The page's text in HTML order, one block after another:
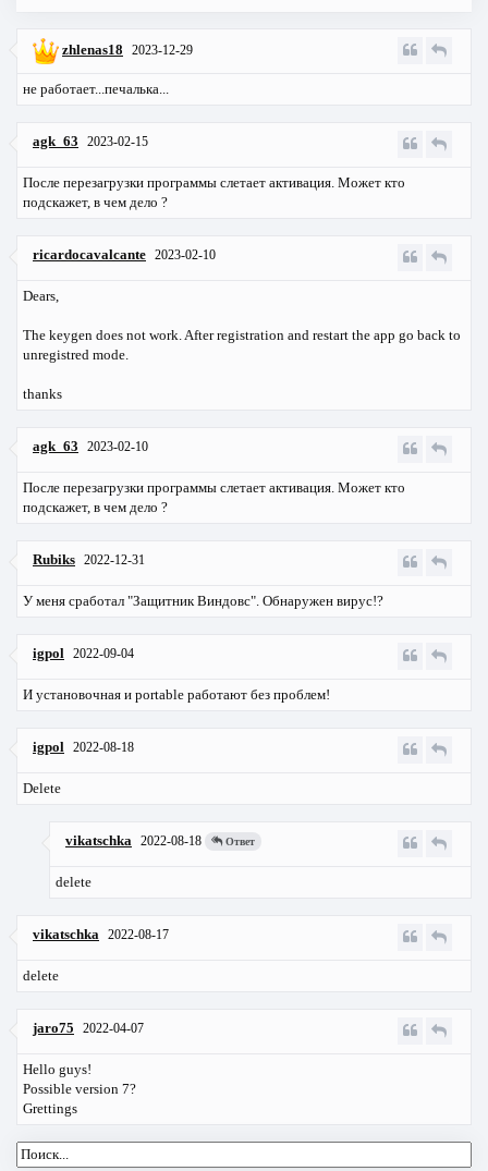
zhlenas18 2023-12-29
не работает...печалька...
agk_63 2023-02-15
После перезагрузки программы слетает активация. Может кто
подскажет, в чем дело ?
ricardocavalcante 2023-02-10
Dears,
The keygen does not work. After registration and restart the app go back to
unregistred mode.
thanks
agk_63 2023-02-10
После перезагрузки программы слетает активация. Может кто
подскажет, в чем дело ?
Rubiks 2022-12-31
У меня сработал "Защитник Виндовс". Обнаружен вирус!?
igpol 2022-09-04
И установочная и portable работают без проблем!
igpol 2022-08-18
Delete
vikatschka 2022-08-18 Ответ
delete
vikatschka 2022-08-17
delete
jaro75 2022-04-07
Hello guys!
Possible version 7?
Grettings